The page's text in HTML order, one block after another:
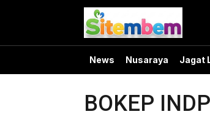
News Nusaraya Jagat
BOKEP